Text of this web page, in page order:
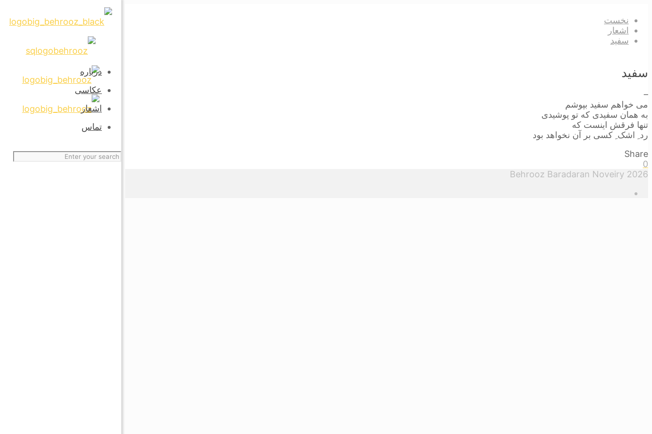
درباره
عکاسی
اشعار
تماس
نخست
اشعار
سفید
سفید
–
می خواهم سفید بپوشم
به همان سفیدی که تو پوشیدی
تنها فرقش اینست که
رد ِ اشک ِ کسی بر آن نخواهد بود
Share
0
Behrooz Baradaran Noveiry 2026